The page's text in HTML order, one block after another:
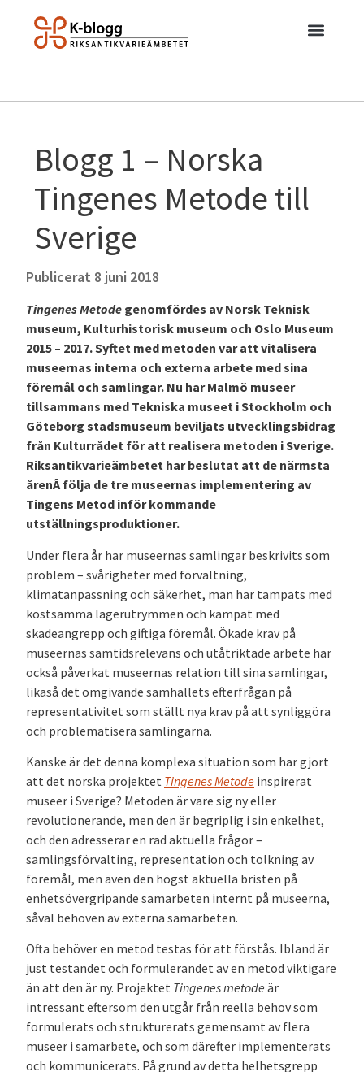
Blogg 1 – Norska
Tingenes Metode till
Sverige
Publicerat 8 juni 2018
Tingenes Metode genomfördes av Norsk Teknisk
museum, Kulturhistorisk museum och Oslo Museum
2015 – 2017. Syftet med metoden var att vitalisera
museernas interna och externa arbete med sina
föremål och samlingar. Nu har Malmö museer
tillsammans med Tekniska museet i Stockholm och
Göteborg stadsmuseum beviljats utvecklingsbidrag
från Kulturrådet för att realisera metoden i Sverige.
Riksantikvarieämbetet har beslutat att de närmsta
årenÂ följa de tre museernas implementering av
Tingens Metod inför kommande
utställningsproduktioner.
Under flera år har museernas samlingar beskrivits som
problem – svårigheter med förvaltning,
klimatanpassning och säkerhet, man har tampats med
kostsamma lagerutrymmen och kämpat med
skadeangrepp och giftiga föremål. Ökade krav på
museernas samtidsrelevans och utåtriktade arbete har
också påverkat museernas relation till sina samlingar,
likaså det omgivande samhällets efterfrågan på
representativitet som ställt nya krav på att synliggöra
och problematisera samlingarna.
Kanske är det denna komplexa situation som har gjort
att det norska projektet Tingenes Metode inspirerat
museer i Sverige? Metoden är vare sig ny eller
revolutionerande, men den är begriplig i sin enkelhet,
och den adresserar en rad aktuella frågor –
samlingsförvalting, representation och tolkning av
föremål, men även den högst aktuella bristen på
enhetsövergripande samarbeten internt på museerna,
såväl behoven av externa samarbeten.
Ofta behöver en metod testas för att förstås. Ibland är
just testandet och formulerandet av en metod viktigare
än att den är ny. Projektet Tingenes metode är
intressant eftersom den utgår från reella behov som
formulerats och strukturerats gemensamt av flera
museer i samarbete, och som därefter implementerats
och kommunicerats. På grund av detta helhetsgrepp